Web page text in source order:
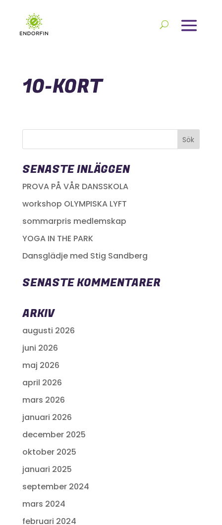
10-KORT
SENASTE INLÄGGEN
PROVA PÅ VÅR DANSSKOLA
workshop OLYMPISKA LYFT
sommarpris medlemskap
YOGA IN THE PARK
Dansglädje med Stig Sandberg
SENASTE KOMMENTARER
ARKIV
augusti 2026
juni 2026
maj 2026
april 2026
mars 2026
januari 2026
december 2025
oktober 2025
januari 2025
september 2024
mars 2024
februari 2024